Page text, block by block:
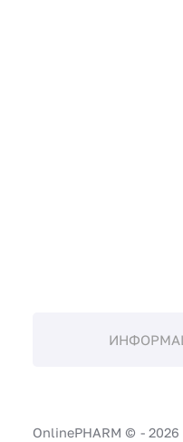
OnlinePHARM © - 2026